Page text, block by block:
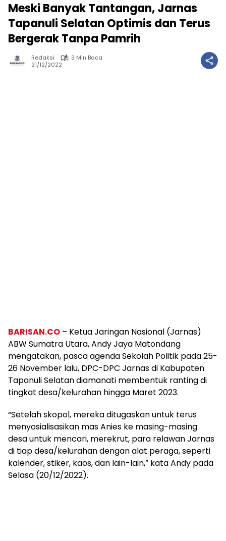
Meski Banyak Tantangan, Jarnas
Tapanuli Selatan Optimis dan Terus
Bergerak Tanpa Pamrih
Redaksi
3 Min Baca
21/12/2022
BARISAN.CO – Ketua Jaringan Nasional (Jarnas)
ABW Sumatra Utara, Andy Jaya Matondang
mengatakan, pasca agenda Sekolah Politik pada 25-
26 November lalu, DPC-DPC Jarnas di Kabupaten
Tapanuli Selatan diamanati membentuk ranting di
tingkat desa/kelurahan hingga Maret 2023.
“Setelah skopol, mereka ditugaskan untuk terus
menyosialisasikan mas Anies ke masing-masing
desa untuk mencari, merekrut, para relawan Jarnas
di tiap desa/kelurahan dengan alat peraga, seperti
kalender, stiker, kaos, dan lain-lain,” kata Andy pada
Selasa (20/12/2022).